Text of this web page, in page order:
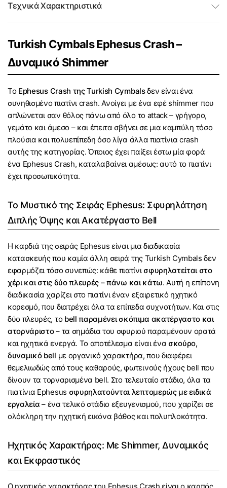
Τεχνικά Χαρακτηριστικά
Turkish Cymbals Ephesus Crash –
Δυναμικό Shimmer
Το Ephesus Crash της Turkish Cymbalsδεν είναι ένα
συνηθισμένο πιατίνι crash. Ανοίγει με ένα εφέ shimmer που
απλώνεται σαν θόλος πάνω από όλο το attack – γρήγορο,
γεμάτο και άμεσο – και έπειτα σβήνει σε μια καμπύλη τόσο
πλούσια και πολυεπίπεδη όσο λίγα άλλα πιατίνια crash
αυτής της κατηγορίας. Όποιος έχει παίξει έστω μία φορά
ένα Ephesus Crash, καταλαβαίνει αμέσως: αυτό το πιατίνι
έχει προσωπικότητα.
Το Μυστικό της Σειράς Ephesus: Σφυρηλάτηση
Διπλής Όψης και Ακατέργαστο Bell
Η καρδιά της σειράς Ephesus είναι μια διαδικασία
κατασκευής που καμία άλλη σειρά της Turkish Cymbals δεν
εφαρμόζει τόσο συνεπώς: κάθε πιατίνι σφυρηλατείται στο
χέρι και στις δύο πλευρές – πάνω και κάτω. Αυτή η επίπονη
διαδικασία χαρίζει στο πιατίνι έναν εξαιρετικό ηχητικό
κορεσμό, που διατρέχει όλα τα επίπεδα συχνοτήτων. Και στις
δύο πλευρές, το bell παραμένει σκόπιμα ακατέργαστο και
ατορνάριστο– τα σημάδια του σφυριού παραμένουν ορατά
και ηχητικά ενεργά. Το αποτέλεσμα είναι ένα σκούρο,
δυναμικό bell με οργανικό χαρακτήρα, που διαφέρει
θεμελιωδώς από τους καθαρούς, φωτεινούς ήχους bell που
δίνουν τα τορναρισμένα bell. Στο τελευταίο στάδιο, όλα τα
πιατίνια Ephesus σφυρηλατούνται λεπτομερώς με ειδικά
εργαλεία – ένα τελικό στάδιο εξευγενισμού, που χαρίζει σε
ολόκληρη την ηχητική εικόνα βάθος και πολυπλοκότητα.
Ηχητικός Χαρακτήρας: Με Shimmer, Δυναμικός
και Εκφραστικός